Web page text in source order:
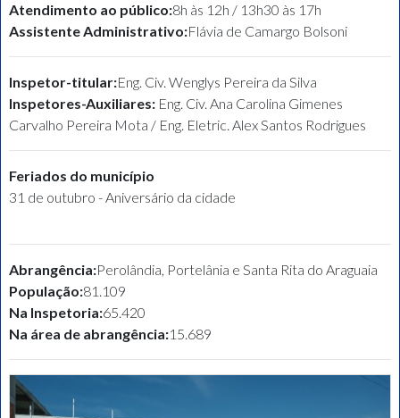
Atendimento ao público:8h às 12h / 13h30 às 17h
Assistente Administrativo:Flávia de Camargo Bolsoni
Inspetor-titular:Eng. Civ. Wenglys Pereira da Silva
Inspetores-Auxiliares:Eng. Civ. Ana Carolina Gimenes
Carvalho Pereira Mota / Eng. Eletric. Alex Santos Rodrigues
Feriados do município
31 de outubro - Aniversário da cidade
Abrangência:Perolândia, Portelânia e Santa Rita do Araguaia
População:81.109
Na Inspetoria:65.420
Na área de abrangência:15.689